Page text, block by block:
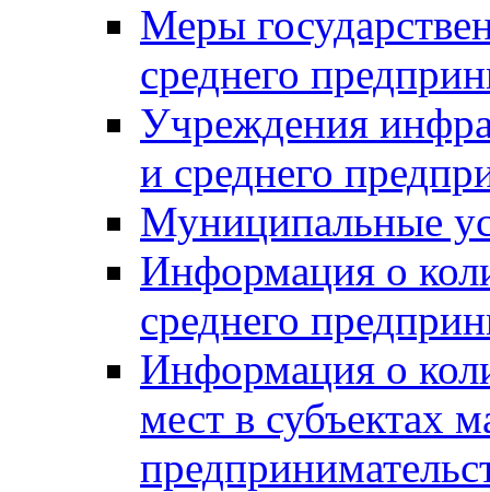
Меры
среднего
Учреждения
и среднего
Муниципальные
Информация о
среднего
Информация о
мест в субъектах